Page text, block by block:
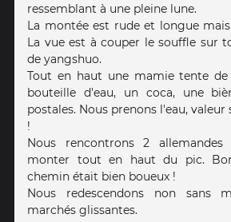
ressemblant à une pleine lune.
La montée est rude et longue
La vue est à couper le souffle sur
de yangshuo.
Tout en haut une mamie tente
bouteille d'eau, un coca, une
postales. Nous prenons l'eau,
!
Nous rencontrons 2
monter tout en haut du pic.
chemin était bien boueux !
Nous redescendons non sans
marchés glissantes.